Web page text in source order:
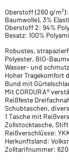
Oberstoff (260 g/
Baumwolle), 3%
Oberstoff 2: 94%
Besatz: 100%
Robustes,
Polyester, BIO-
Wasser- und
Hoher Tragekomfort
Bund mit
Mit CORDURA®
Reißfeste
Schubtaschen,
1 Tasche mit
Zollstocktasche,
Reißverschlüsse:
Herkunftsland:
Zolltarifnummer: